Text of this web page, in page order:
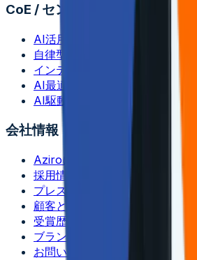
CoE / センター・オブ・エクセ
AI活用型アプリ開発
自律型QA
インテリジェント・ストレージ
AI最適化インフラ運用
AI駆動型決済
会社情報
Aziroについて
採用情報
プレスリリース
顧客とパートナー
受賞歴・認定
ブランドガイドライン
お問い合わせ